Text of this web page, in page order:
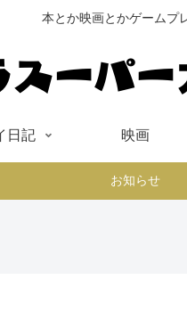
本とか映画とかゲームプ
日記 映画
お知らせ